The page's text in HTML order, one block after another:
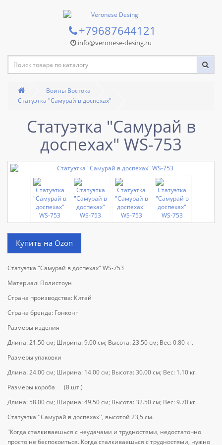
+79687644121
info@veronese-desing.ru
Воины Востока
Статуэтка "Самурай в доспехах"
Статуэтка "Самурай в
доспехах" WS-753
Купить на Ozon
Статуэтка "Самурай в доспехах" WS-753
Материал: Полистоун
Страна производства: Китай
Страна бренда: Гонконг
Размеры изделия
Длина: 21.50 см; Ширина: 9.00 см; Высота: 23.50 см; Вес: 0.80 кг.
Размеры упаковки
Длина: 24.00 см; Ширина: 14.00 см; Высота: 30.00 см; Вес: 1.10 кг.
Размеры короба (8 шт.)
Длина: 58.00 см; Ширина: 49.50 см; Высота: 32.50 см; Вес: 9.70 кг.
Статуэтка ''Самурай в доспехах'', высотой 23,5 см.
"Когда сталкиваешься с неудачами и трудностями, недостаточно
просто не беспокоиться. Когда сталкиваешься с трудностями, нужно